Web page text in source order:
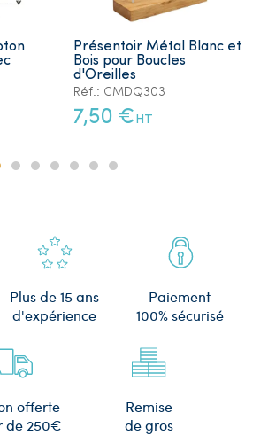
Présentoir Métal Blanc et
Bois pour Boucles
d'Oreilles
Réf.: CMDQ303
7,50 € HT
Plus de 15 ans
d'expérience
Paiement
100% sécurisé
offerte
de 250€
Remise
de gros